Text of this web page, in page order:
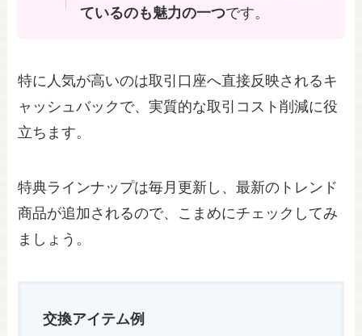
ているのも魅力の一つです。
特に人気が高いのは取引口座へ直接反映されるキ
ャッシュバックで、実質的な取引コスト削減に役
立ちます。
特典ラインナップは毎月更新し、最新のトレンド
商品が追加されるので、こまめにチェックしてみ
ましょう。
交換アイテム例